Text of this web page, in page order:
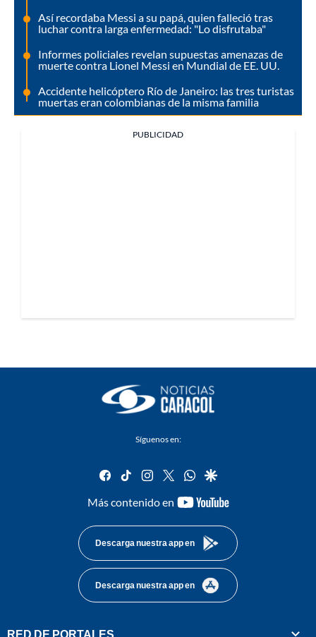
Así recordaba Messi a su papá, quien falleció tras
luchar contra larga enfermedad: "Lo disfrutaba"
Informes policiales revelan supuestas amenazas de
muerte contra Lionel Messi en Mundial de EE. UU.
Accidente helicóptero Río de Janeiro: las tres turistas
muertas eran colombianas de la misma familia
PUBLICIDAD
Síguenos en:
facebook
tiktok instagram
twitterwhatsapp
google
Más contenido en
youtube-
Descarga nuestra app en
Descarga nuestra app en
RED DE PORTALES